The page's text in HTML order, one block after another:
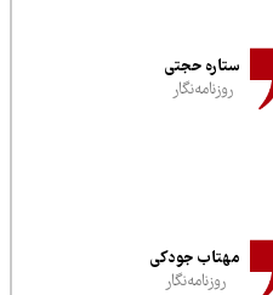
ستاره حجتی
روزنامه‌نگار
مهتاب جودکی
روزنامه‌نگار